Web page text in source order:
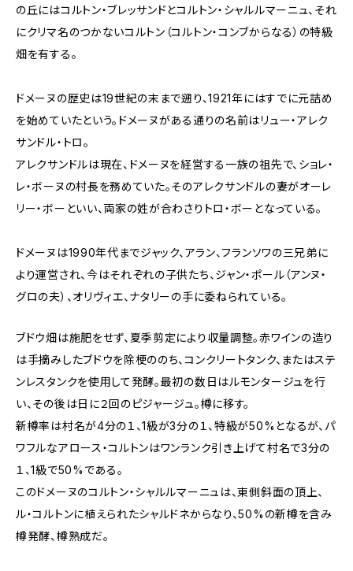
の丘にはコルトン・ブレッサンドとコルトン・シャルルマーニュ、それ
にクリマ名のつかないコルトン（コルトン・コンブからなる）の特級
畑を有する。
ドメーヌの歴史は19世紀の末まで遡り、1921年にはすでに元詰め
を始めていたという。ドメーヌがある通りの名前はリュー・アレク
サンドル・トロ。
アレクサンドルは現在、ドメーヌを経営する一族の祖先で、ショレ・
レ・ボーヌの村長を務めていた。そのアレクサンドルの妻がオーレ
リー・ボーといい、両家の姓が合わさりトロ・ボーとなっている。
ドメーヌは1990年代までジャック、アラン、フランソワの三兄弟に
より運営され、今はそれぞれの子供たち、ジャン・ポール（アンヌ・
グロの夫）、オリヴィエ、ナタリーの手に委ねられている。
ブドウ畑は施肥をせず、夏季剪定により収量調整。赤ワインの造り
は手摘みしたブドウを除梗ののち、コンクリートタンク、またはステ
ンレスタンクを使用して発酵。最初の数日はルモンタージュを行
い、その後は日に２回のピジャージュ。樽に移す。
新樽率は村名が4分の１、1級が3分の１、特級が50%となるが、パ
ワフルなアロース・コルトンはワンランク引き上げて村名で3分の
１、1級で50%である。
このドメーヌのコルトン・シャルルマーニュは、東側斜面の頂上、
ル・コルトンに植えられたシャルドネからなり、50%の新樽を含み
樽発酵、樽熟成だ。